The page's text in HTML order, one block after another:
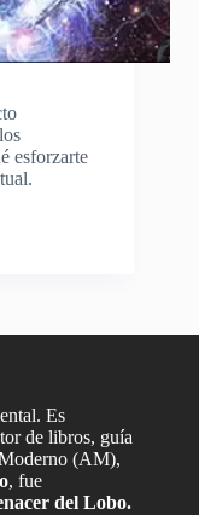
esforzarte
Es
de libros, guía
(AM),
, fue
del Lobo.